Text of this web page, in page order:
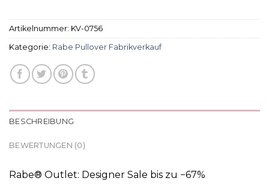
Artikelnummer: KV-0756
Kategorie: Rabe Pullover Fabrikverkauf
BESCHREIBUNG
BEWERTUNGEN (0)
Rabe® Outlet: Designer Sale bis zu −67%